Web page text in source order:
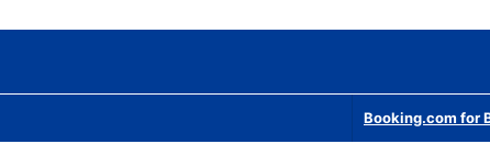
Booking.com for